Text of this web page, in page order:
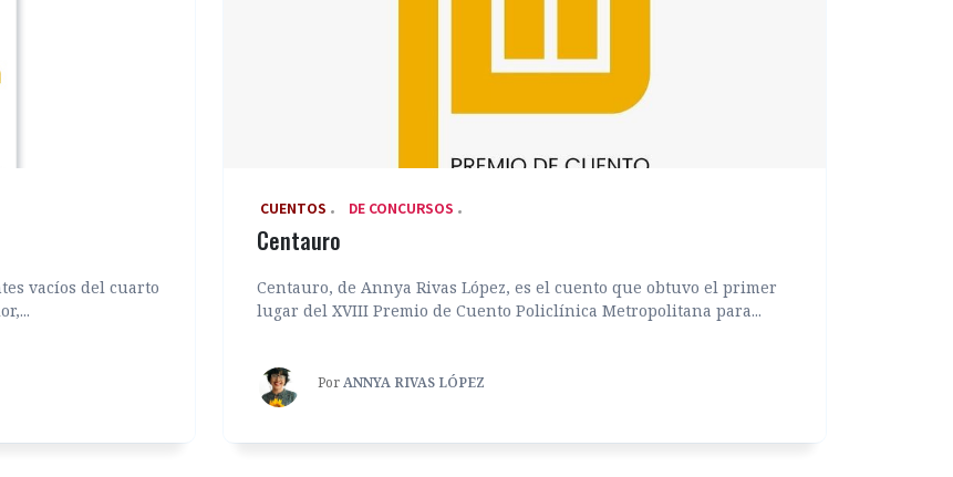
vacíos del cuarto
‎ CUENTOS DE CONCURSOS
Centauro
Centauro, de Annya Rivas López, es el cuento que obtuvo el primer
lugar del XVIII Premio de Cuento Policlínica Metropolitana para...
PorANNYA RIVAS LÓPEZ